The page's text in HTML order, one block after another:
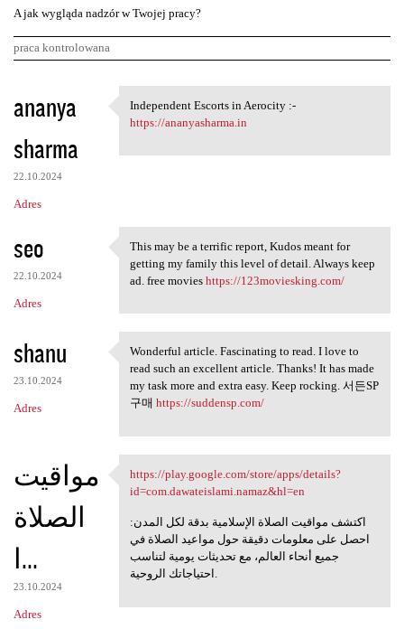
A jak wygląda nadzór w Twojej pracy?
praca kontrolowana
K
o
m
e
n
a
r
z
ananya
sharma
22.10.2024
Adres
Independent Escorts in
Independent Escorts in Aerocity :-
https://ananyasharma.in
seo
22.10.2024
Adres
This may be a terrific report
This may be a terrific report, Kudos meant for
getting my family this level of detail. Always keep
ad. free movies https://123moviesking.com/
shanu
23.10.2024
Adres
Wonderful article.
Wonderful article. Fascinating to read. I love to
read such an excellent article. Thanks! It has made
my task more and extra easy. Keep rocking. 서든SP
구매 https://suddensp.com/
مواقيت
الصلاة
ا...
23.10.2024
Adres
https://play.google.com/store
https://play.google.com/store/apps/details?
id=com.dawateislami.namaz&hl=en
اكتشف مواقيت الصلاة الإسلامية بدقة لكل المدن:
احصل على معلومات دقيقة حول مواعيد الصلاة في
جميع أنحاء العالم، مع تحديثات يومية لتناسب
احتياجاتك الروحية.